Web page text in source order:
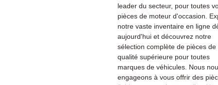
leader du secteur, pour toutes
pièces de moteur d'occasion.
notre vaste inventaire en ligne
aujourd'hui et découvrez notre
sélection complète de pièces de
qualité supérieure pour toutes
marques de véhicules. Nous
engageons à vous offrir des